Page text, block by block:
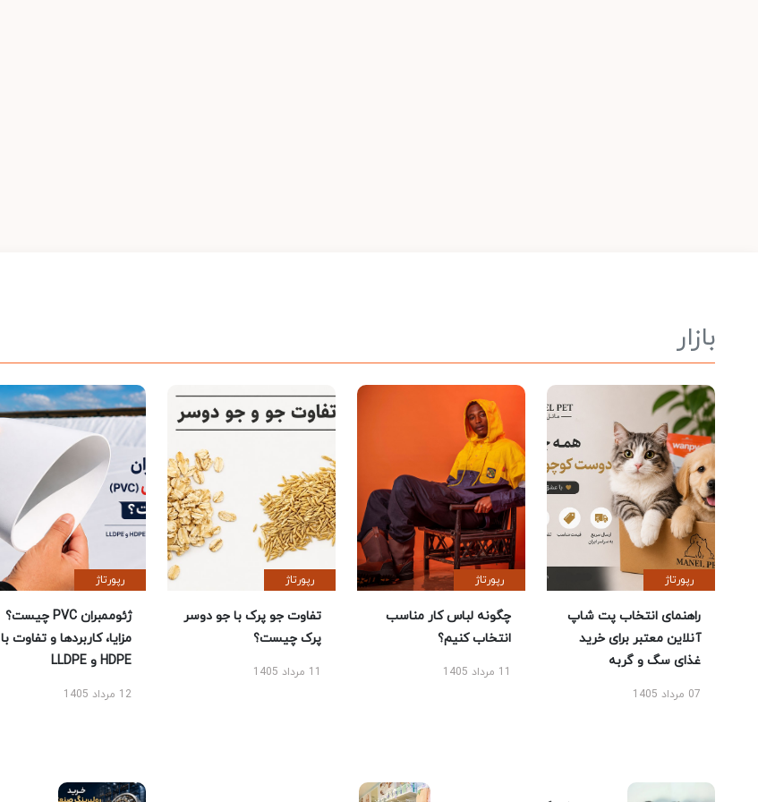
بازار
رپورتاژ
راهنمای انتخاب پت شاپ
آنلاین معتبر برای خرید
غذای سگ و گربه
07 مرداد 1405
رپورتاژ
چگونه لباس کار مناسب
انتخاب کنیم؟
11 مرداد 1405
رپورتاژ
تفاوت جو پرک با جو دوسر
پرک چیست؟
11 مرداد 1405
رپورتاژ
ژئوممبران PVC چیست؟
مزایا، کاربردها و تفاوت با
HDPE و LLDPE
12 مرداد 1405